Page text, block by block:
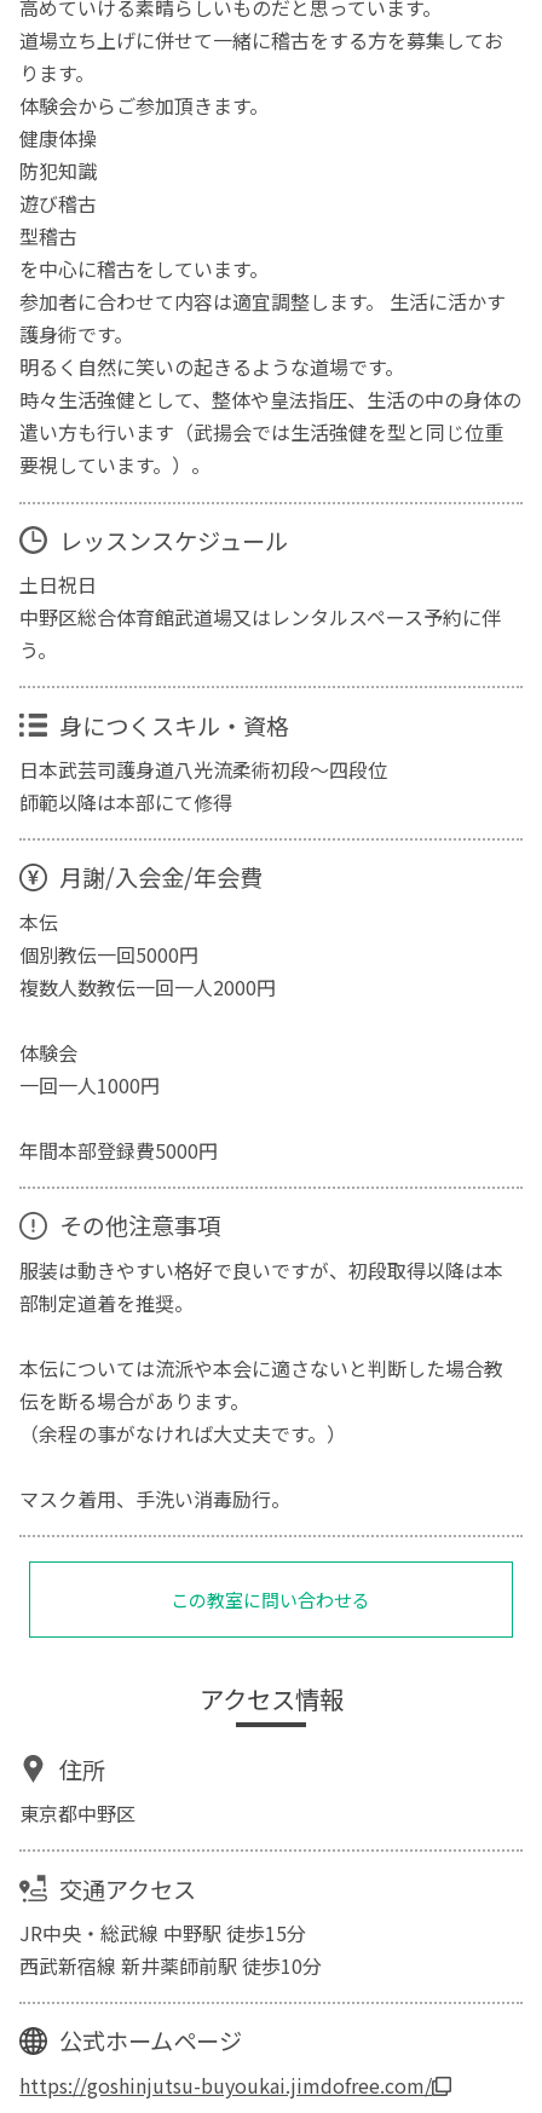
高めていける素晴らしいものだと思っています。
道場立ち上げに併せて一緒に稽古をする方を募集してお
ります。
体験会からご参加頂きます。
健康体操
防犯知識
遊び稽古
型稽古
を中心に稽古をしています。
参加者に合わせて内容は適宜調整します。 生活に活かす
護身術です。
明るく自然に笑いの起きるような道場です。
時々生活強健として、整体や皇法指圧、生活の中の身体の
遣い方も行います（武揚会では生活強健を型と同じ位重
要視しています。）。
レッスンスケジュール
土日祝日
中野区総合体育館武道場又はレンタルスペース予約に伴
う。
身につくスキル・資格
日本武芸司護身道八光流柔術初段〜四段位
師範以降は本部にて修得
月謝/入会金/年会費
本伝
個別教伝一回5000円
複数人数教伝一回一人2000円
体験会
一回一人1000円
年間本部登録費5000円
その他注意事項
服装は動きやすい格好で良いですが、初段取得以降は本
部制定道着を推奨。
本伝については流派や本会に適さないと判断した場合教
伝を断る場合があります。
（余程の事がなければ大丈夫です。）
マスク着用、手洗い消毒励行。
この教室に問い合わせる
アクセス情報
住所
東京都中野区
交通アクセス
JR中央・総武線 中野駅 徒歩15分
西武新宿線 新井薬師前駅 徒歩10分
公式ホームページ
https://goshinjutsu-buyoukai.jimdofree.com/